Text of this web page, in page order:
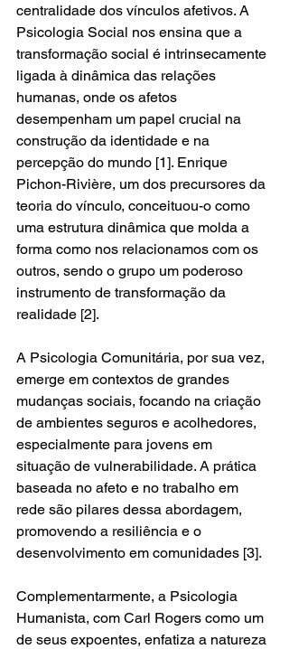
centralidade dos vínculos afetivos. A
Psicologia Social nos ensina que a
transformação social é intrinsecamente
ligada à dinâmica das relações
humanas, onde os afetos
desempenham um papel crucial na
construção da identidade e na
percepção do mundo [1]. Enrique
Pichon-Rivière, um dos precursores da
teoria do vínculo, conceituou-o como
uma estrutura dinâmica que molda a
forma como nos relacionamos com os
outros, sendo o grupo um poderoso
instrumento de transformação da
realidade [2].
A Psicologia Comunitária, por sua vez,
emerge em contextos de grandes
mudanças sociais, focando na criação
de ambientes seguros e acolhedores,
especialmente para jovens em
situação de vulnerabilidade. A prática
baseada no afeto e no trabalho em
rede são pilares dessa abordagem,
promovendo a resiliência e o
desenvolvimento em comunidades [3].
Complementarmente, a Psicologia
Humanista, com Carl Rogers como um
de seus expoentes, enfatiza a natureza